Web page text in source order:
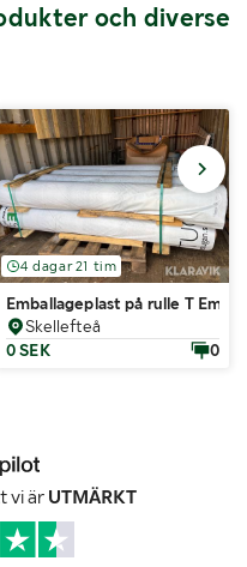
och diverse
4 dagar 21 tim
Emballageplast på rulle T
Skellefteå
0 SEK
0
vi är UTMÄRKT